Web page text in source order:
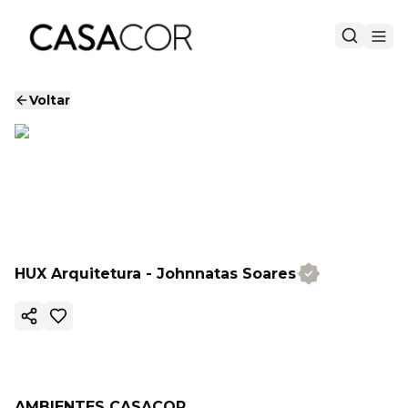
Voltar
HUX Arquitetura - Johnnatas Soares
Copiar link